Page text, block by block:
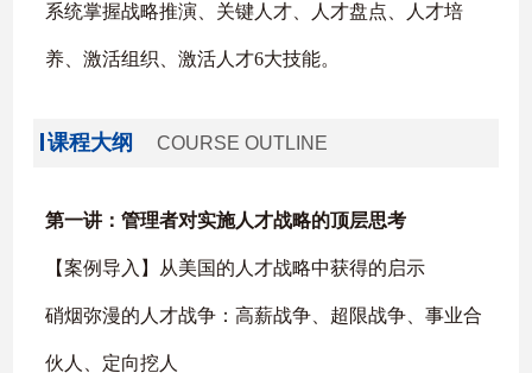
系统掌握战略推演、关键人才、人才盘点、人才培
养、激活组织、激活人才6大技能。
课程大纲 COURSE OUTLINE
第一讲：管理者对实施人才战略的顶层思考
【案例导入】从美国的人才战略中获得的启示
硝烟弥漫的人才战争：高薪战争、超限战争、事业合
伙人、定向挖人